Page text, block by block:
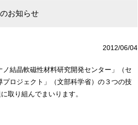
お知らせ
2012/06/04
結晶軟磁性材料研究開発センター」（セ
ロジェクト」（文部科学省）の３つの技
取り組んでまいります。